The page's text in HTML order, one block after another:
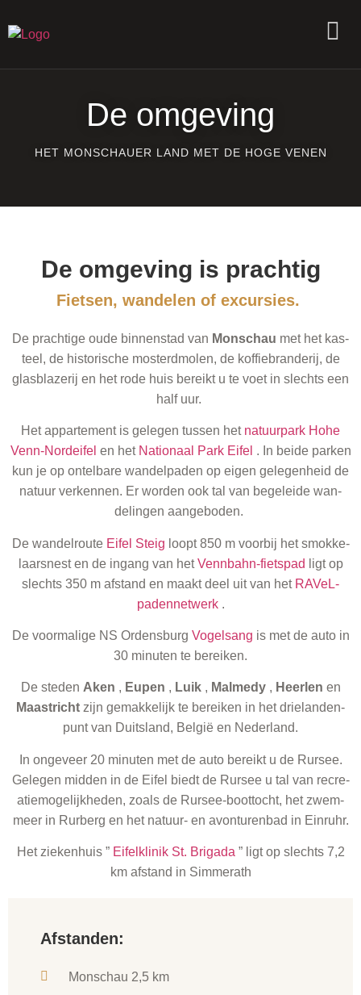
De omgeving
HET MONSCHAUER LAND MET DE HOGE VENEN
De omgeving is prachtig
Fietsen, wandelen of excursies.
De prachtige oude bin­nen­stad van Mon­schau met het kas­
teel, de his­torische mos­ter­d­molen, de koffiebran­der­ij, de
glas­blaz­er­ij en het rode huis bereikt u te voet in slechts een
half uur.
Het apparte­ment is gele­gen tussen het natu­ur­park Hohe
Venn-Norde­ifel en het Nation­aal Park Eifel . In bei­de parken
kun je op ontel­bare wan­del­paden op eigen gele­gen­heid de
natu­ur verken­nen. Er wor­den ook tal van begelei­de wan­
delin­gen aangeboden.
De wan­del­route Eifel Steig loopt 850 m voor­bij het smokke­
laarsnest en de ingang van hetVennbahn-fietspad ligt op
slechts 350 m afs­tand en maakt deel uit van het RAV­eL-
paden­netwerk.
De voor­ma­lige NS Ordens­burg Vogel­sang is met de auto in
30 minuten te bereiken.
De ste­den Aken , Eupen , Luik, Malm­e­dy, Heerlen en
Maas­tricht zijn gemakke­lijk te bereiken in het drielanden­
punt van Duit­s­land, Bel­gië en Nederland.
In ongeveer 20 minuten met de auto bereikt u de Rursee.
Gele­gen mid­den in de Eifel biedt de Rursee u tal van recre­
atiemogelijkhe­den, zoals de Rursee-boot­tocht, het zwem­
meer in Rurberg en het natu­ur- en avon­turen­bad in Einruhr.
Het zieken­huis ” Eifelk­linik St. Briga­da ” ligt op slechts 7,2
km afs­tand in Simmerath
Afstanden:
Mon­schau 2,5 km